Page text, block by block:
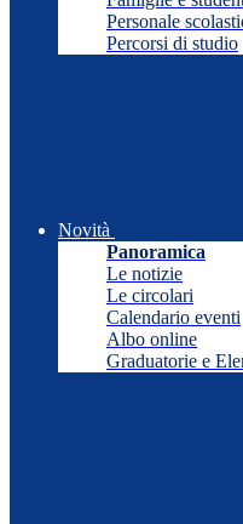
Personale
Percorsi di studio
Novità
Panoramica
Le notizie
Le circolari
Calendario eventi
Albo online
Graduatorie e